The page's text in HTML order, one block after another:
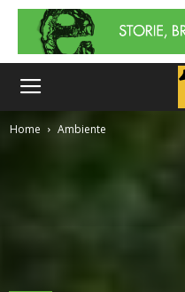
Home Ambiente